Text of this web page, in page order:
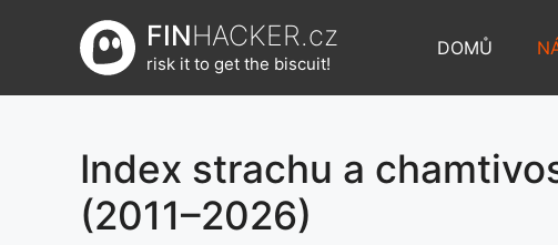
FINHACKER.cz
risk it to get the biscuit!
DOMŮ
Index strachu a
(2011–2026)